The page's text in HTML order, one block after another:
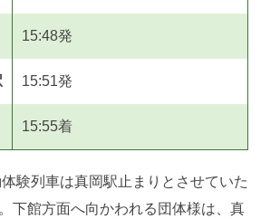
15:48発
15:51発
15:55着
験列車は真岡駅止まりとさせていた
下館方面へ向かわれる団体様は、真